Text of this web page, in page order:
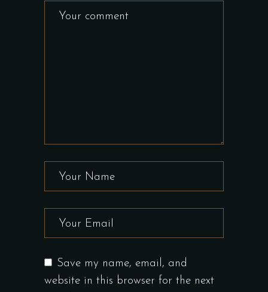
Save my name, email, and
website in this browser for the next